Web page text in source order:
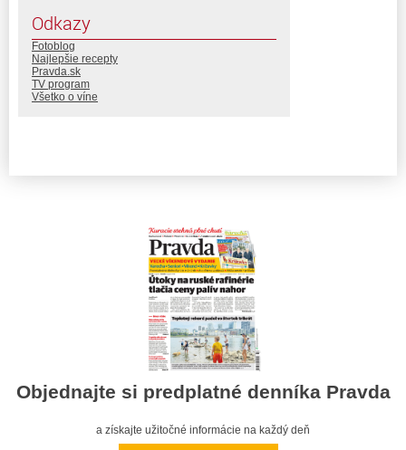
Odkazy
Fotoblog
Najlepšie recepty
Pravda.sk
TV program
Všetko o víne
Objednajte si predplatné denníka Pravda
a získajte užitočné informácie na každý deň